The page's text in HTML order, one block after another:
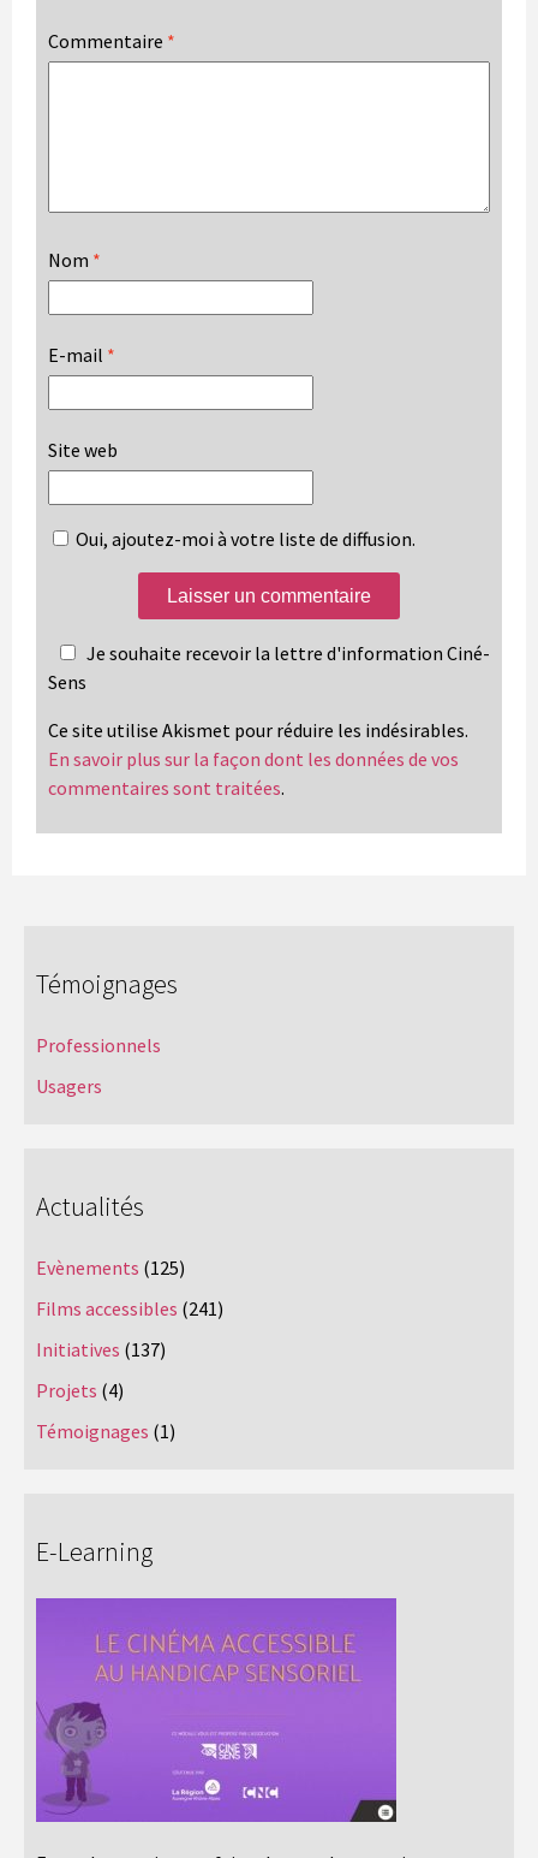
Commentaire *
Nom *
E-mail *
Site web
Oui, ajoutez-moi à votre liste de diffusion.
Je souhaite recevoir la lettre d'information Ciné-
Sens
Ce site utilise Akismet pour réduire les indésirables.
En savoir plus sur la façon dont les données de vos
commentaires sont traitées.
Témoignages
Professionnels
Usagers
Actualités
Evènements (125)
Films accessibles (241)
Initiatives (137)
Projets (4)
Témoignages (1)
E-Learning